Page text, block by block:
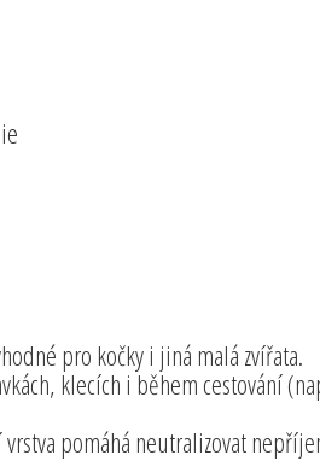
pro kočky i jiná malá zvířata.
klecích i během cestování
pomáhá neutralizovat